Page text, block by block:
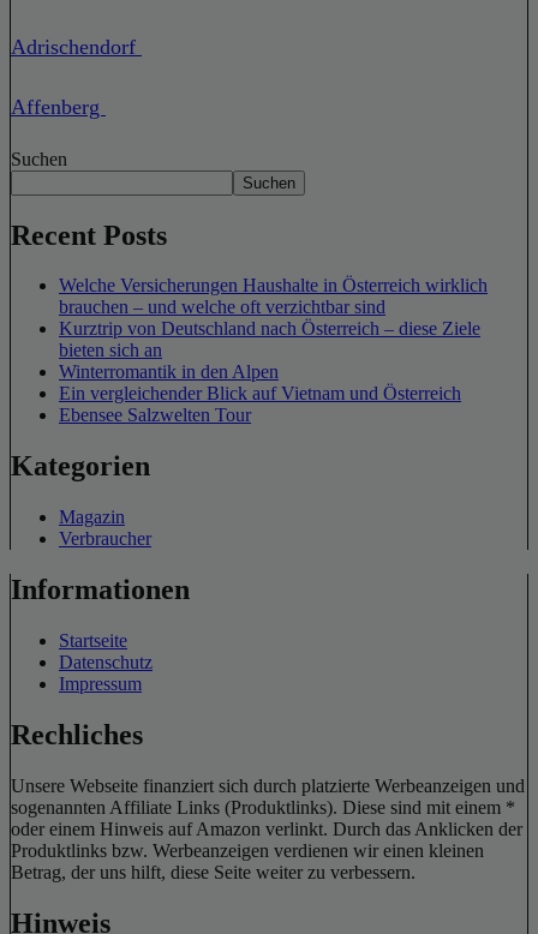
Adrischendorf
Affenberg
Suchen
Suchen
Recent Posts
Welche Versicherungen Haushalte in Österreich wirklich
brauchen – und welche oft verzichtbar sind
Kurztrip von Deutschland nach Österreich – diese Ziele
bieten sich an
Winterromantik in den Alpen
Ein vergleichender Blick auf Vietnam und Österreich
Ebensee Salzwelten Tour
Kategorien
Magazin
Verbraucher
Informationen
Startseite
Datenschutz
Impressum
Rechliches
Unsere Webseite finanziert sich durch platzierte Werbeanzeigen und
sogenannten Affiliate Links (Produktlinks). Diese sind mit einem *
oder einem Hinweis auf Amazon verlinkt. Durch das Anklicken der
Produktlinks bzw. Werbeanzeigen verdienen wir einen kleinen
Betrag, der uns hilft, diese Seite weiter zu verbessern.
Hinweis